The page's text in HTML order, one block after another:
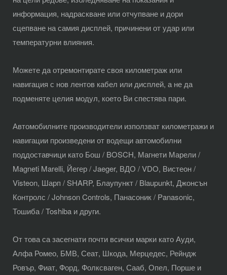
информация, надраскване или отчупване и дори
сцепване на самия дисплей, причинени от удар или
температурни влияния.
Можете да отремонтирате своя километраж или
навигация с нов лентов кабел или дисплей, а не да
подменяте целия модул, което Ви спестява пари.
Автомобилните производители използват километражи и
навигации произведени от водещи автомобилни
поддоставчици като Бош / BOSCH, Магнети Марели /
Magneti Marelli, Йегер / Jaeger, ВДО / VDO, Вистеон /
Visteon, Шарп / SHARP, Блаупункт / Blaupunkt, Джонсън
Контролс / Johnson Controls, Панасоник / Panasonic,
Тошиба / Toshiba и други.
От това са засегнати почти всички марки като Ауди,
Алфа Ромео, БМВ, Сеат, Шкода, Мерцедес, Рейндж
Ровър, Фиат, Форд, Фолксваген, Сааб, Опел, Порше и